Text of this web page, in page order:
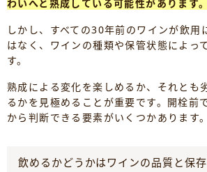
わいへと熟成している可能性があります。
しかし、すべての30年前のワインが飲用
はなく、ワインの種類や保管状態によっ
す。
熟成による変化を楽しめるか、それとも
るかを見極めることが重要です。開栓前
から判断できる要素がいくつかあります。
飲めるかどうかはワインの品質と保